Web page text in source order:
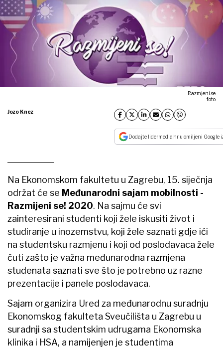
Razmjeni se
foto
Jozo Knez
Dodajte lidermedia.hr u omiljeni Google
Na Ekonomskom fakultetu u Zagrebu, 15. siječnja
održat će se Međunarodni sajam mobilnosti -
Razmijeni se! 2020. Na sajmu će svi
zainteresirani studenti koji žele iskusiti život i
studiranje u inozemstvu, koji žele saznati gdje ići
na studentsku razmjenu i koji od poslodavaca žele
čuti zašto je važna međunarodna razmjena
studenata saznati sve što je potrebno uz razne
prezentacije i panele poslodavaca.
Sajam organizira Ured za međunarodnu suradnju
Ekonomskog fakulteta Sveučilišta u Zagrebu u
suradnji sa studentskim udrugama Ekonomska
klinika i HSA, a namijenjen je studentima